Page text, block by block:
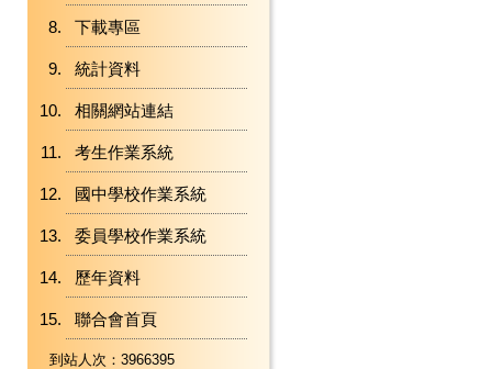
下載專區
統計資料
相關網站連結
考生作業系統
國中學校作業系統
委員學校作業系統
歷年資料
聯合會首頁
到站人次：3966395